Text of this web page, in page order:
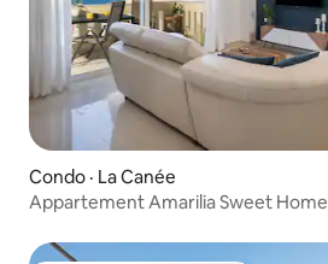
Condo · La Canée
Appartement Amarilia Sweet Home